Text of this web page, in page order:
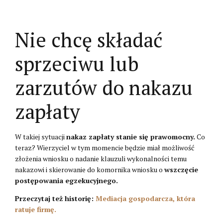
Nie chcę składać
sprzeciwu lub
zarzutów do nakazu
zapłaty
W takiej sytuacjinakaz zapłaty stanie się prawomocny. Co
teraz? Wierzyciel w tym momencie będzie miał możliwość
złożenia wniosku o nadanie klauzuli wykonalności temu
nakazowi i skierowanie do komornika wniosku o wszczęcie
postępowania egzekucyjnego.
Przeczytaj też historię: Mediacja gospodarcza, która
ratuje firmę.